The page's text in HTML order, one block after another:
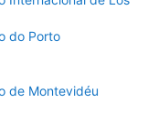
do Porto
de Montevidéu